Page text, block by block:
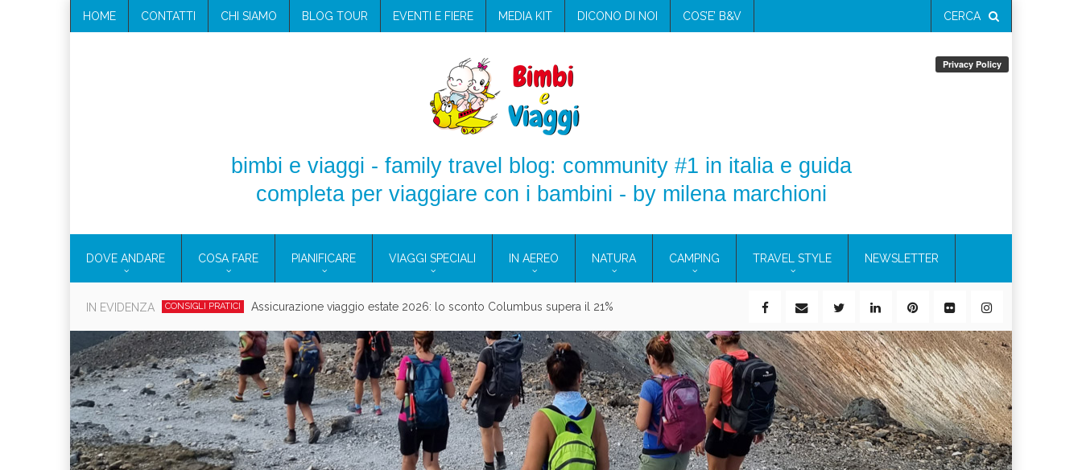
HOME CONTATTI CHI SIAMO BLOG TOUR EVENTI E FIERE MEDIA KIT DICONO DI NOI COS’E’ B&V CERCA
bimbi e viaggi - family travel blog: community #1 in italia e guida
completa per viaggiare con i bambini - by milena marchioni
DOVE ANDARE COSA FARE PIANIFICARE VIAGGI SPECIALI IN AEREO NATURA CAMPING TRAVEL STYLE NEWSLETTER
IN EVIDENZA CONSIGLI PRATICI Cosmetici solidi in viaggio: i prodotti che hanno conquistato la mia valigia (e la pelle sensibile)
CAMPANIA Villaggio per famiglie in Cilento: il Blue Marine di Marina di Camerota
CAMPEGGIO Vacanze in campeggio con i bambini: come trovare l’offerta migliore?
CONSIGLI PRATICI Assicurazione viaggio estate 2026: lo sconto Columbus supera il 21%